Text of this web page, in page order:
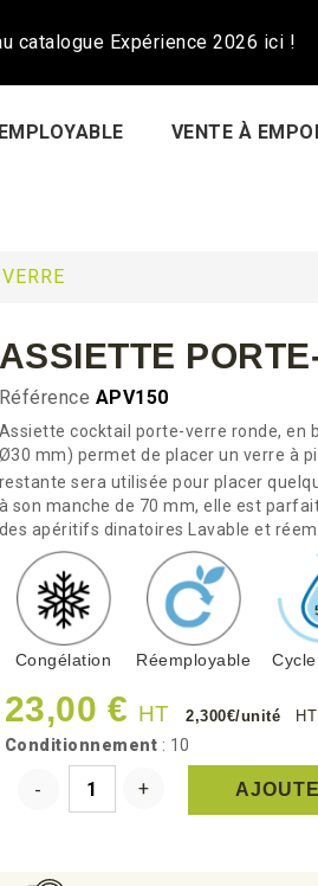
catalogue Expérience 2026 ici !
VENTE À
ASSIETTE
Référence APV150
Assiette cocktail porte-verre ronde, en
Ø30 mm) permet de placer un verre à
restante sera utilisée pour placer
à son manche de 70 mm, elle est
des apéritifs dinatoires Lavable et
Congélation Réemployable
23,00 € HT 2,300€/unité HT
Conditionnement : 10